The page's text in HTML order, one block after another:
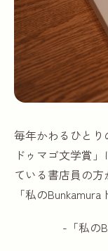
毎年かわるひとり
ドゥマゴ文学賞
ている書店員の
「私の
-「私の